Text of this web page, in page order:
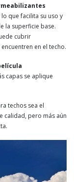
que facilita su uso y
la superficie base.
cubrir
en el techo.
capas se aplique
techos sea el
calidad, pero más aún